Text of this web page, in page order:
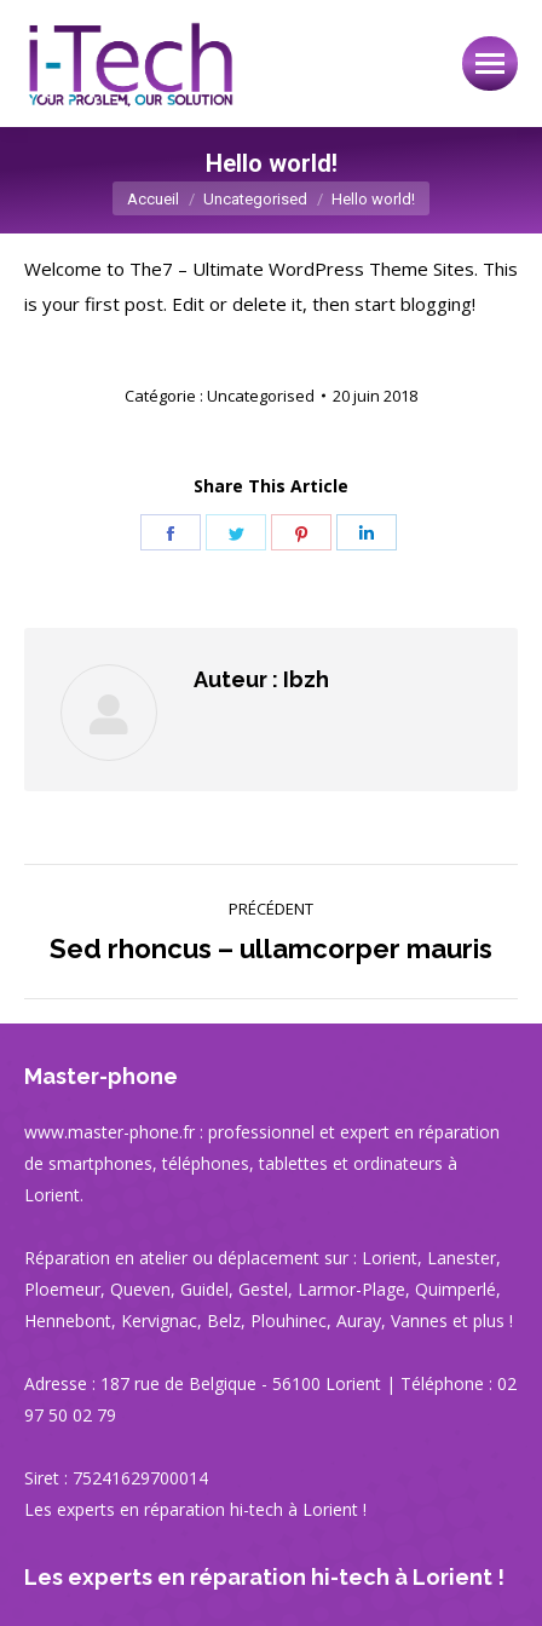
Hello world!
Vous êtes ici :
Accueil Uncategorised Hello world!
Welcome to The7 – Ultimate WordPress Theme Sites. This
is your first post. Edit or delete it, then start blogging!
Catégorie : Uncategorised 20 juin 2018
Share This Article
Partager Partager Partager
Auteur : Ibzh
Navigation
article
PRÉCÉDENT
Article
:
Sed rhoncus – ullamcorper mauris
Master-phone
www.master-phone.fr : professionnel et expert en réparation
de smartphones, téléphones, tablettes et ordinateurs à
Lorient.
Réparation en atelier ou déplacement sur : Lorient, Lanester,
Ploemeur, Queven, Guidel, Gestel, Larmor-Plage, Quimperlé,
Hennebont, Kervignac, Belz, Plouhinec, Auray, Vannes et plus !
Adresse : 187 rue de Belgique - 56100 Lorient | Téléphone : 02
97 50 02 79
Siret : 75241629700014
Les experts en réparation hi-tech à Lorient !
Les experts en réparation hi-tech à Lorient !